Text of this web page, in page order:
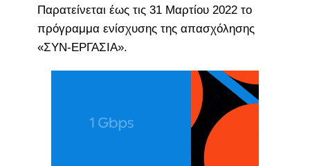
Παρατείνεται έως τις 31 Μαρτίου 2022 το
πρόγραμμα ενίσχυσης της απασχόλησης
«ΣΥΝ-ΕΡΓΑΣΙΑ».